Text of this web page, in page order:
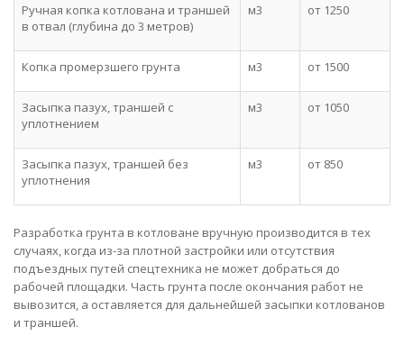
Ручная копка котлована и траншей
в отвал (глубина до 3 метров)
м3 от 1250
Копка промерзшего грунта м3 от 1500
Засыпка пазух, траншей с
уплотнением
м3 от 1050
Засыпка пазух, траншей без
уплотнения
м3 от 850
Разработка грунта в котловане вручную производится в тех
случаях, когда из-за плотной застройки или отсутствия
подъездных путей спецтехника не может добраться до
рабочей площадки. Часть грунта после окончания работ не
вывозится, а оставляется для дальнейшей засыпки котлованов
и траншей.